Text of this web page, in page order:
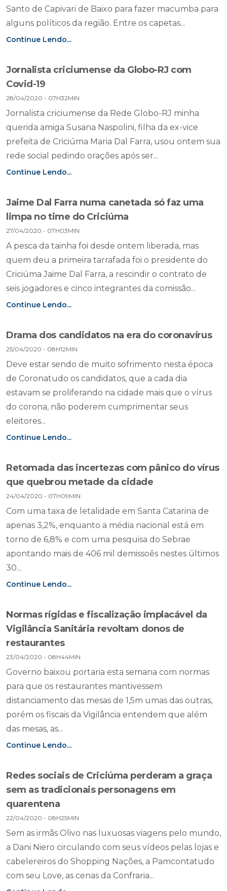
Santo de Capivari de Baixo para fazer macumba para
alguns políticos da região. Entre os capetas...
Continue Lendo...
Jornalista criciumense da Globo-RJ com
Covid-19
28/04/2020 - 07H32MIN
Jornalista criciumense da Rede Globo-RJ minha
querida amiga Susana Naspolini, filha da ex-vice
prefeita de Criciúma Maria Dal Farra, usou ontem sua
rede social pedindo orações após ser...
Continue Lendo...
Jaime Dal Farra numa canetada só faz uma
limpa no time do Criciúma
27/04/2020 - 07H03MIN
A pesca da tainha foi desde ontem liberada, mas
quem deu a primeira tarrafada foi o presidente do
Criciúma Jaime Dal Farra, a rescindir o contrato de
seis jogadores e cinco integrantes da comissão...
Continue Lendo...
Drama dos candidatos na era do coronavírus
25/04/2020 - 08H12MIN
Deve estar sendo de muito sofrimento nesta época
de Coronatudo os candidatos, que a cada dia
estavam se proliferando na cidade mais que o vírus
do corona, não poderem cumprimentar seus
eleitores...
Continue Lendo...
Retomada das incertezas com pânico do vírus
que quebrou metade da cidade
24/04/2020 - 07H09MIN
Com uma taxa de letalidade em Santa Catarina de
apenas 3,2%, enquanto a média nacional está em
torno de 6,8% e com uma pesquisa do Sebrae
apontando mais de 406 mil demissoēs nestes últimos
30...
Continue Lendo...
Normas rígidas e fiscalização implacável da
Vigilância Sanitária revoltam donos de
restaurantes
23/04/2020 - 08H44MIN
Governo baixou portaria esta semana com normas
para que os restaurantes mantivessem
distanciamento das mesas de 1,5m umas das outras,
porém os fiscais da Vigilância entendem que além
das mesas, as...
Continue Lendo...
Redes sociais de Criciúma perderam a graça
sem as tradicionais personagens em
quarentena
22/04/2020 - 08H25MIN
Sem as irmãs Olivo nas luxuosas viagens pelo mundo,
a Dani Niero circulando com seus vídeos pelas lojas e
cabelereiros do Shopping Nações, a Pamcontatudo
com seu Love, as cenas da Confraria...